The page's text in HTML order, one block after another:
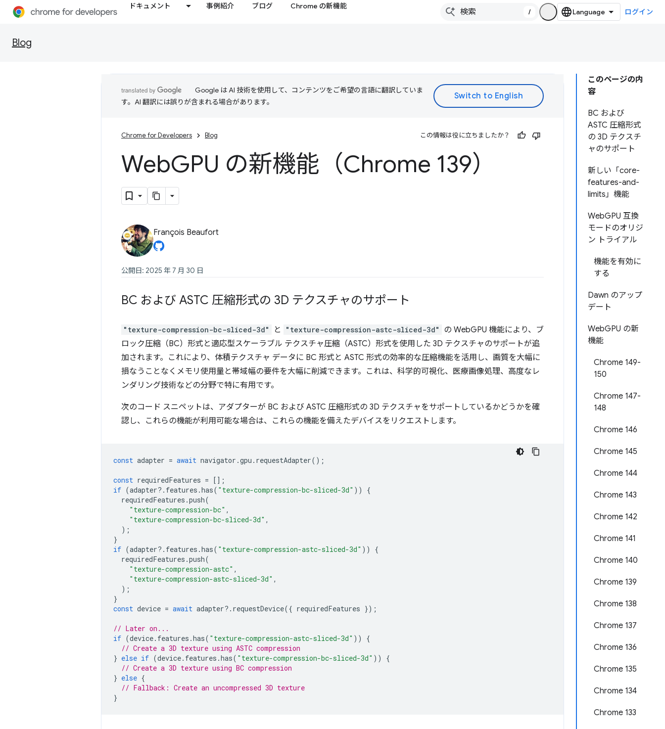
ドキュメント 事例紹介 ブログ Chrome の新機能
/ ログイン
Blog
このページの内
容
BC および
ASTC 圧縮形式
の 3D テクスチ
ャのサポート
新しい「core-
features-and-
limits」機能
WebGPU 互換
モードのオリジ
ン トライアル
機能を有効に
する
Dawn のアップ
デート
WebGPU の新
機能
Chrome 149-
150
Chrome 147-
148
Chrome 146
Chrome 145
Chrome 144
Chrome 143
Chrome 142
Chrome 141
Chrome 140
Chrome 139
Chrome 138
Chrome 137
Chrome 136
Chrome 135
Chrome 134
Chrome 133
Google は AI 技術を使用して、コンテンツをご希望の言語に翻訳していま
す。AI 翻訳には誤りが含まれる場合があります。
Chrome for Developers Blog この情報は役に立ちましたか？
WebGPU の新機能（Chrome 139）
François Beaufort
公開日: 2025 年 7 月 30 日
BC および ASTC 圧縮形式の 3D テクスチャのサポート
"texture-compression-bc-sliced-3d" と "texture-compression-astc-sliced-3d"
の WebGPU 機能により、ブ
ロック圧縮（BC）形式と適応型スケーラブル テクスチャ圧縮（ASTC）形式を使用した 3D テクスチャのサポートが追
加されます。これにより、体積テクスチャ データに BC 形式と ASTC 形式の効率的な圧縮機能を活用し、画質を大幅に
損なうことなくメモリ使用量と帯域幅の要件を大幅に削減できます。これは、科学的可視化、医療画像処理、高度なレ
ンダリング技術などの分野で特に有用です。
次のコード スニペットは、アダプターが BC および ASTC 圧縮形式の 3D テクスチャをサポートしているかどうかを確
認し、これらの機能が利用可能な場合は、これらの機能を備えたデバイスをリクエストします。
const adapter = await navigator .gpu . requestAdapter();
const requiredFeatures = [];
if (adapter? . features .has( "texture-compression-bc-sliced-3d" ))
{
requiredFeatures .push(
"texture-compression-bc" ,
"texture-compression-bc-sliced-3d" ,
);
}
if (adapter? . features .has( "texture-compression-astc-sliced-3d" ))
{
requiredFeatures .push(
"texture-compression-astc" ,
"texture-compression-astc-sliced-3d" ,
);
}
const device = await adapter? . requestDevice({ requiredFeatures });
// Later on...
if (device. features .has( "texture-compression-astc-sliced-3d" ))
{
// Create a 3D texture using ASTC compression
} else if (device. features .has( "texture-compression-bc-sliced-3d" ))
{
// Create a 3D texture using BC compression
} else {
// Fallback: Create an uncompressed 3D texture
}